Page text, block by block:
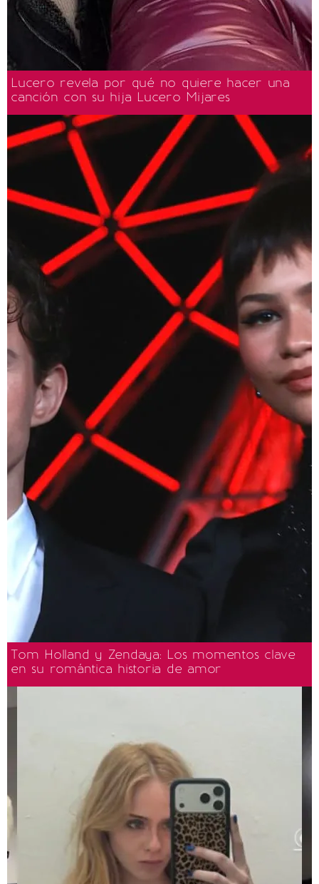
Lucero revela por qué no quiere hacer una
canción con su hija Lucero Mijares
Tom Holland y Zendaya: Los momentos clave
en su romántica historia de amor